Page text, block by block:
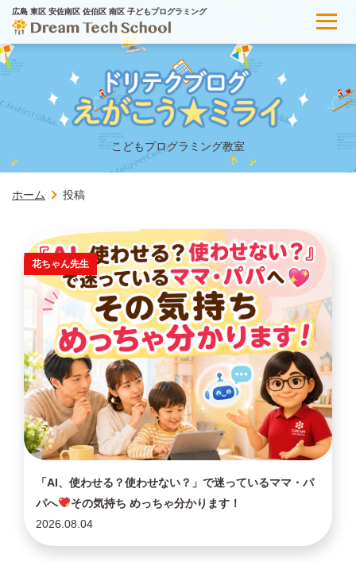
広島 東区 安佐南区 佐伯区 南区 子どもプログラミング
こどもプログラミング教室
ホーム 投稿
「AI、使わせる？使わせない？」で迷っているママ・パ
パへ
その気持ち めっちゃ分かります！
2026.08.04
花ちゃん先生